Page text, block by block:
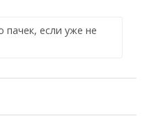
пачек, если уже не